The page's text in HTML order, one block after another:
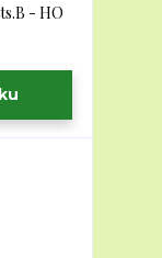
- HO